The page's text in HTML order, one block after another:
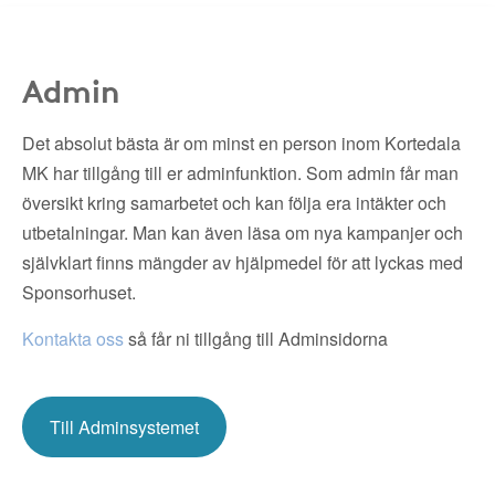
Admin
Det absolut bästa är om minst en person inom Kortedala
MK har tillgång till er adminfunktion. Som admin får man
översikt kring samarbetet och kan följa era intäkter och
utbetalningar. Man kan även läsa om nya kampanjer och
självklart finns mängder av hjälpmedel för att lyckas med
Sponsorhuset.
Kontakta ossså får ni tillgång till Adminsidorna
Till Adminsystemet